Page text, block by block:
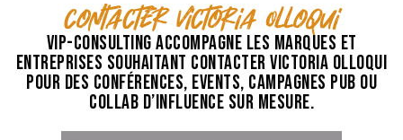
contacter Victoria Olloqui
VIP-Consulting accompagne les marques et
entreprises souhaitant contacter Victoria Olloqui
pour des conférences, events, campagnes pub ou
collab d’influence sur mesure.